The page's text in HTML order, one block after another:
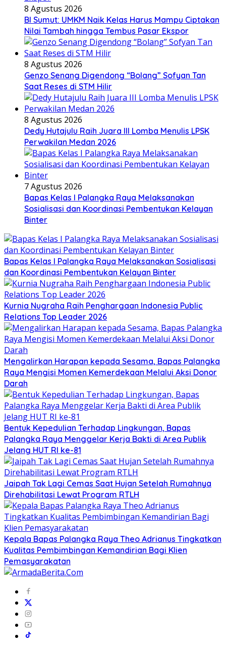
8 Agustus 2026
BI Sumut: UMKM Naik Kelas Harus Mampu Ciptakan
Nilai Tambah hingga Tembus Pasar Ekspor
8 Agustus 2026
Genzo Senang Digendong “Bolang” Sofyan Tan
Saat Reses di STM Hilir
8 Agustus 2026
Dedy Hutajulu Raih Juara III Lomba Menulis LPSK
Perwakilan Medan 2026
7 Agustus 2026
Bapas Kelas I Palangka Raya Melaksanakan
Sosialisasi dan Koordinasi Pembentukan Kelayan
Binter
Bapas Kelas I Palangka Raya Melaksanakan Sosialisasi
dan Koordinasi Pembentukan Kelayan Binter
Kurnia Nugraha Raih Penghargaan Indonesia Public
Relations Top Leader 2026
Mengalirkan Harapan kepada Sesama, Bapas Palangka
Raya Mengisi Momen Kemerdekaan Melalui Aksi Donor
Darah
Bentuk Kepedulian Terhadap Lingkungan, Bapas
Palangka Raya Menggelar Kerja Bakti di Area Publik
Jelang HUT RI ke-81
Jaipah Tak Lagi Cemas Saat Hujan Setelah Rumahnya
Direhabilitasi Lewat Program RTLH
Kepala Bapas Palangka Raya Theo Adrianus Tingkatkan
Kualitas Pembimbingan Kemandirian Bagi Klien
Pemasyarakatan